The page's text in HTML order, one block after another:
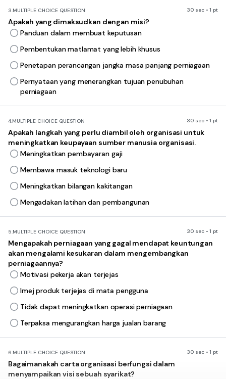
3.MULTIPLE CHOICE QUESTION 30 sec • 1 pt
Apakah yang dimaksudkan dengan misi?
Panduan dalam membuat keputusan
Pembentukan matlamat yang lebih khusus
Penetapan perancangan jangka masa panjang perniagaan
Pernyataan yang menerangkan tujuan penubuhan
perniagaan
4.MULTIPLE CHOICE QUESTION 30 sec • 1 pt
Apakah langkah yang perlu diambil oleh organisasi untuk
meningkatkan keupayaan sumber manusia organisasi.
Meningkatkan pembayaran gaji
Membawa masuk teknologi baru
Meningkatkan bilangan kakitangan
Mengadakan latihan dan pembangunan
5.MULTIPLE CHOICE QUESTION 30 sec • 1 pt
Mengapakah perniagaan yang gagal mendapat keuntungan
akan mengalami kesukaran dalam mengembangkan
perniagaannya?
Motivasi pekerja akan terjejas
Imej produk terjejas di mata pengguna
Tidak dapat meningkatkan operasi perniagaan
Terpaksa mengurangkan harga jualan barang
6.MULTIPLE CHOICE QUESTION 30 sec • 1 pt
Bagaimanakah carta organisasi berfungsi dalam
menyampaikan visi sebuah syarikat?